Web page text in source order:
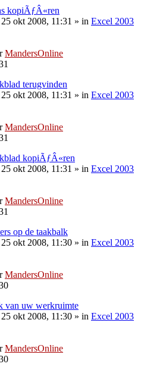
kopiÃƒÂ«ren
okt 2008, 11:31 » in Excel 2003
MandersOnline
terugvinden
okt 2008, 11:31 » in Excel 2003
MandersOnline
kopiÃƒÂ«ren
okt 2008, 11:31 » in Excel 2003
MandersOnline
op de taakbalk
25 okt 2008, 11:30 » in Excel 2003
MandersOnline
van uw werkruimte
25 okt 2008, 11:30 » in Excel 2003
MandersOnline